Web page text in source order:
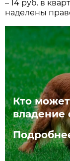
– 14 руб. в
наделены
Кто
владение